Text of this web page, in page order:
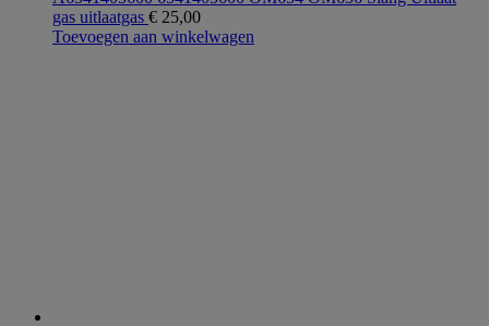
gas uitlaatgas € 25,00
Toevoegen aan winkelwagen